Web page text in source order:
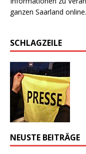
ganzen Saarland
SCHLAGZEILE
NEUSTE BEITRÄGE